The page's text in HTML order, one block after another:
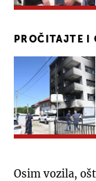
PROČITAJTE I
Osim vozila,